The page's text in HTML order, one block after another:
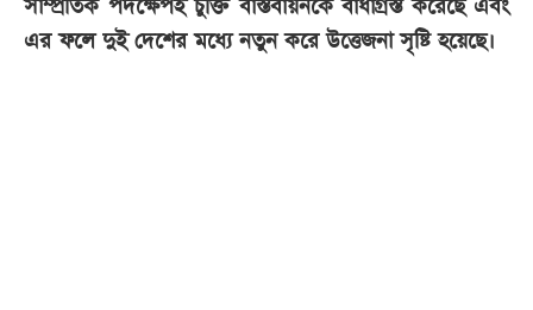
ভিডিও
সাম্প্রতিক পদক্ষেপই চুক্তি বাস্তবায়নকে বাধাগ্রস্ত করেছে এবং
এর ফলে দুই দেশের মধ্যে নতুন করে উত্তেজনা সৃষ্টি হয়েছে।